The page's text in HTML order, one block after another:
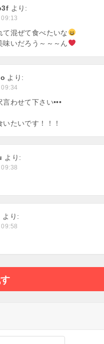
より:
て混ぜて食べたいな
味いだろう～～～ん
より:
わせて下さい•••
たいです！！！
より:
より: